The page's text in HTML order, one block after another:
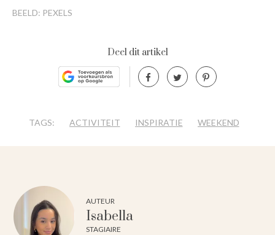
BEELD: PEXELS
Deel dit artikel
TAGS: ACTIVITEIT INSPIRATIE WEEKEND
AUTEUR
Isabella
STAGIAIRE